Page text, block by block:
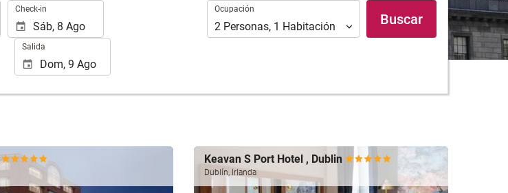
Check-in
Salida
Ocupación
Ocupación
2 Personas, 1 Habitación Buscar
Keavan S Port Hotel , Dublin
Dublín, Irlanda